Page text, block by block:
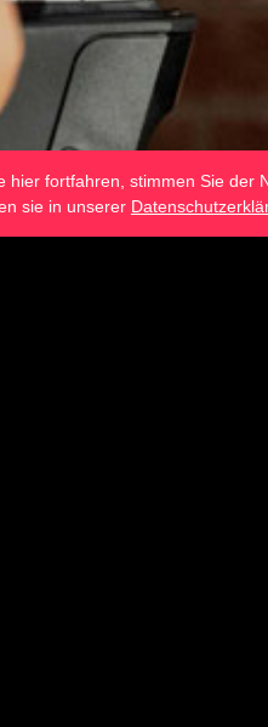
fortfahren, stimmen Sie der
sie in unserer